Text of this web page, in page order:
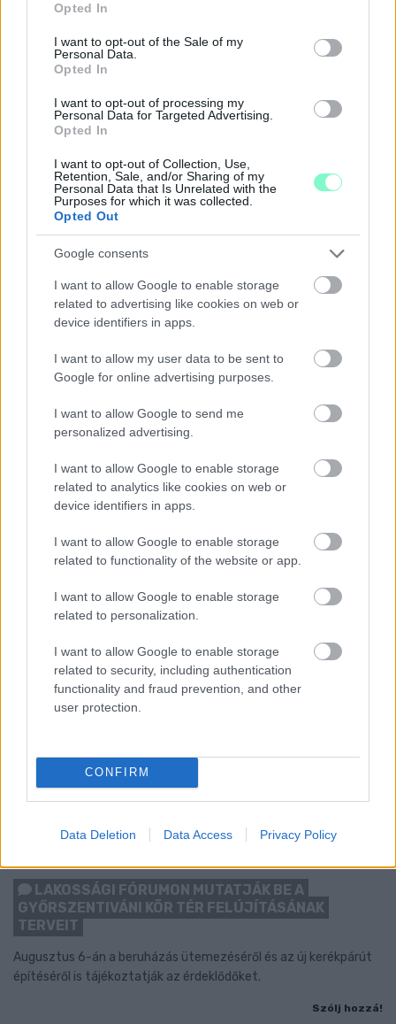
use your data for below specified purposes in below Google
consent section.
Opted In
I want to opt-out of the Sale of my
Personal Data.
Opted In
I want to opt-out of processing my
Personal Data for Targeted Advertising.
Opted In
I want to opt-out of Collection, Use,
Retention, Sale, and/or Sharing of my
Personal Data that Is Unrelated with the
Purposes for which it was collected.
Opted Out
Google consents
I want to allow Google to enable storage
related to advertising like cookies on web or
device identifiers in apps.
I want to allow my user data to be sent to
Google for online advertising purposes.
I want to allow Google to send me
personalized advertising.
I want to allow Google to enable storage
related to analytics like cookies on web or
device identifiers in apps.
I want to allow Google to enable storage
related to functionality of the website or app.
I want to allow Google to enable storage
related to personalization.
I want to allow Google to enable storage
related to security, including authentication
functionality and fraud prevention, and other
user protection.
CONFIRM
Data Deletion Data Access Privacy Policy
jelentene automatikus megoldást egy új dunai vízlépcső - a jövő
vízgazdálkodását pedig már a klímamodellekre kell alapozni.
MEGRÁZÓ VIDEÓ BÁBOLNÁRÓL: HAJLÉKTALAN
FÉRFIT BÁNTALMAZTAK ÉS ALÁZTAK MEG - HELYI
INTÉZKEDIK AZ ÜGYBEN
A felvételen egy padon alvó férfit ütnek meg, majd arra
kényszerítik, hogy térdre ereszkedve megcsókolja egyikük
bakancsát.
LAKOSSÁGI FÓRUMON MUTATJÁK BE A
GYŐRSZENTIVÁNI KÖR TÉR FELÚJÍTÁSÁNAK
TERVEIT
Augusztus 6-án a beruházás ütemezéséről és az új kerékpárút
építéséről is tájékoztatják az érdeklődőket.
Szólj hozzá!